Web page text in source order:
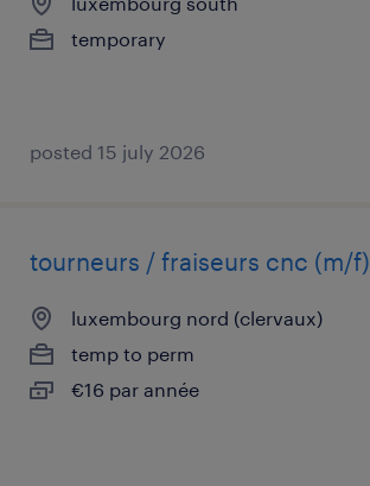
temporary
posted 15 july 2026
tourneurs / fraiseurs cnc (m/f)
luxembourg nord (clervaux)
temp to perm
€16 par année